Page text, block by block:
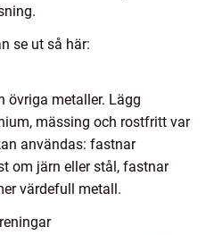
se ut så här:
övriga metaller. Lägg
mässing och rostfritt var
användas: fastnar
om järn eller stål, fastnar
värdefull metall.